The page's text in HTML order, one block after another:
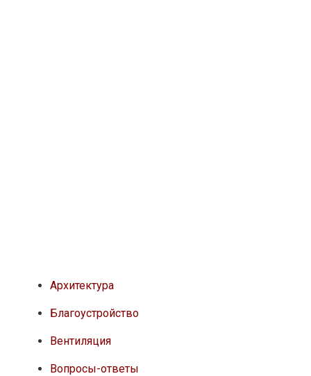
Архитектура
Благоустройство
Вентиляция
Вопросы-ответы